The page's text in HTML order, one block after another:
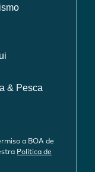
& Pesca
a BOA de
Política de